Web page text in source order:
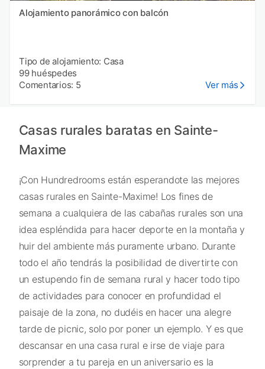
Alojamiento panorámico con balcón
Tipo de alojamiento: Casa
99 huéspedes
Comentarios: 5
Ver más
Casas rurales baratas en Sainte-
Maxime
¡Con Hundredrooms están esperandote las mejores
casas rurales en Sainte-Maxime! Los fines de
semana a cualquiera de las cabañas rurales son una
idea espléndida para hacer deporte en la montaña y
huir del ambiente más puramente urbano. Durante
todo el año tendrás la posibilidad de divertirte con
un estupendo fin de semana rural y hacer todo tipo
de actividades para conocer en profundidad el
paisaje de la zona, no dudéis en hacer una alegre
tarde de picnic, solo por poner un ejemplo. Y es que
descansar en una casa rural e irse de viaje para
sorprender a tu pareja en un aniversario es la